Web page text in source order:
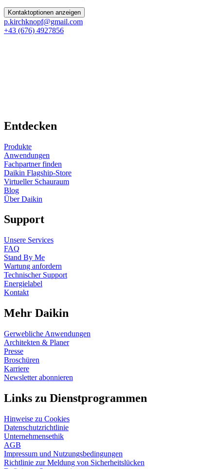
Kontaktoptionen anzeigen
p.kirchknopf@gmail.com
+43 (676) 4927856
Entdecken
Produkte
Anwendungen
Fachpartner finden
Daikin Flagship-Store
Virtueller Schauraum
Blog
Über Daikin
Support
Unsere Services
FAQ
Stand By Me
Wartung anfordern
Technischer Support
Energielabel
Kontakt
Mehr Daikin
Gerwebliche Anwendungen
Architekten & Planer
Presse
Broschüren
Karriere
Newsletter abonnieren
Links zu Dienstprogrammen
Hinweise zu Cookies
Datenschutzrichtlinie
Unternehmensethik
AGB
Impressum und Nutzungsbedingungen
Richtlinie zur Meldung von Sicherheitslücken